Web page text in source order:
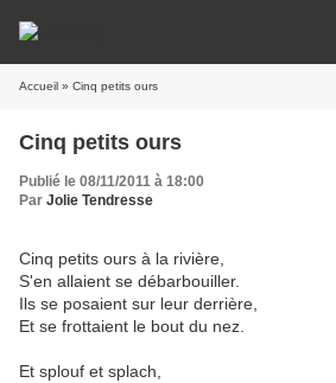
Accueil » Cinq petits ours
Cinq petits ours
Publié le 08/11/2011 à 18:00
Par Jolie Tendresse
Cinq petits ours à la rivière,
S'en allaient se débarbouiller.
Ils se posaient sur leur derrière,
Et se frottaient le bout du nez.
Et splouf et splach,